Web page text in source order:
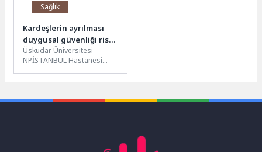
Sağlık
Kardeşlerin ayrılması
duygusal güvenliği riske
atıyor!
Üsküdar Üniversitesi
NPİSTANBUL Hastanesi
boşanma...